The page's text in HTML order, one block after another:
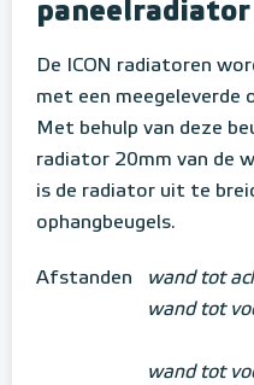
paneelradiator
De ICON radiatoren
met een meegeleverde
Met behulp van deze
radiator 20mm van de
is de radiator uit te
ophangbeugels.
Afstanden wand tot
wand tot
wand tot